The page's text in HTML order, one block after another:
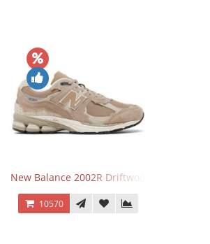
New Balance 2002R Driftwood Sea Salt
10570